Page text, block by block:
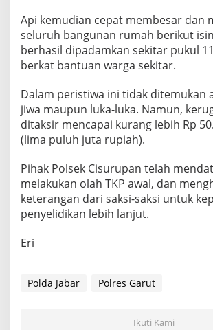
Api kemudian cepat membesar dan
seluruh bangunan rumah berikut
berhasil dipadamkan sekitar pukul
berkat bantuan warga sekitar.
Dalam peristiwa ini tidak ditemukan
jiwa maupun luka-luka. Namun,
ditaksir mencapai kurang lebih Rp
(lima puluh juta rupiah).
Pihak Polsek Cisurupan telah
melakukan olah TKP awal, dan
keterangan dari saksi-saksi untuk
penyelidikan lebih lanjut.
Eri
Polda Jabar Polres Garut
Ikuti Kami